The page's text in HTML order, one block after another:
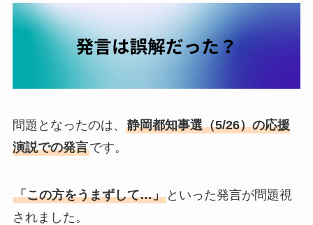
問題となったのは、 静岡都知事選（5/26）の応援
演説での発言です。
「この方をうまずして…」といった発言が問題視
されました。